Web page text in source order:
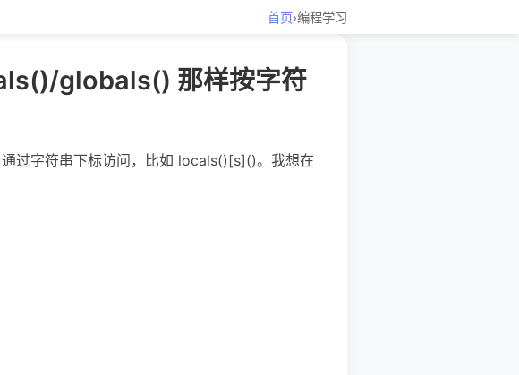
首页›编程学习
globals() 那样按字符
过字符串下标访问，比如 locals()[s]()。我想在